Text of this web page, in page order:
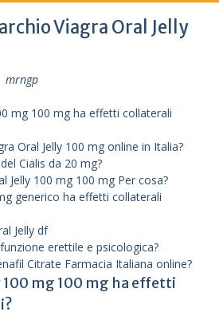
Viagra Oral Jelly
mrngp
mg 100 mg ha effetti collaterali
Oral Jelly 100 mg online in Italia?
Cialis da 20 mg?
Jelly 100 mg 100 mg Per cosa?
generico ha effetti collaterali
Jelly df
erettile e psicologica?
Citrate Farmacia Italiana online?
100 mg 100 mg ha effetti